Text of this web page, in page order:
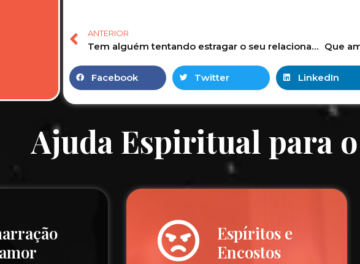
ANTERIOR
Tem alguém tentando estragar o seu relacionamento? #tarot #tarotgratis | Tarot online grátis
Facebook Twitter LinkedIn
Ajuda Espiritual para
Espíritos e
Encostos